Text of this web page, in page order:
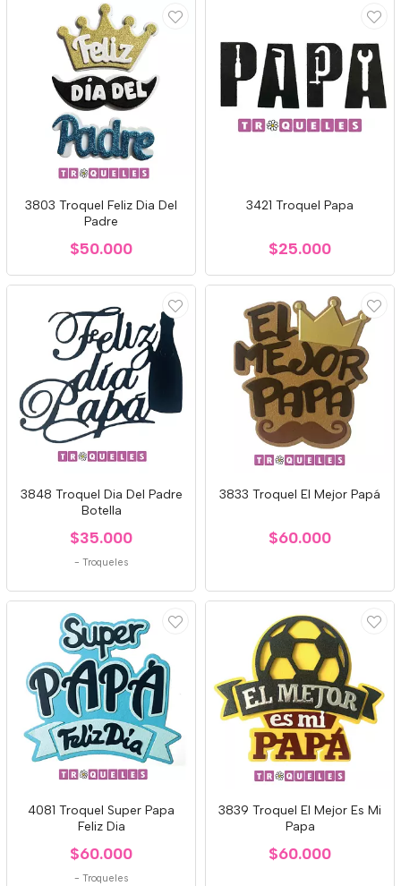
3803 Troquel Feliz Dia Del
Padre
$50.000
3421 Troquel Papa
$25.000
3848 Troquel Dia Del Padre
Botella
$35.000
- Troqueles
3833 Troquel El Mejor Papá
$60.000
4081 Troquel Super Papa
Feliz Dia
$60.000
- Troqueles
3839 Troquel El Mejor Es Mi
Papa
$60.000